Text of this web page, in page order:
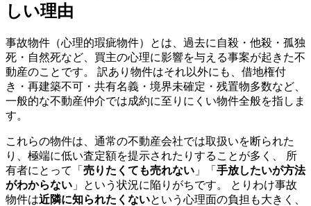
しい理由
事故物件（心理的瑕疵物件）とは、過去に自殺・他殺・孤独
死・自然死など、買主の心理に影響を与える事案が起きた不
動産のことです。 訳あり物件はそれ以外にも、借地権付
き・再建築不可・共有名義・境界未確定・残置物多数など、
一般的な不動産仲介では成約に至りにくい物件全般を指しま
す。
これらの物件は、通常の不動産会社では取扱いを断られた
り、極端に低い査定額を提示されたりすることが多く、 所
有者にとって「 売りたくても売れない 」「 手放したいが方法
がわからない 」という状況に陥りがちです。 とりわけ事故
物件は近隣に知られたくないという心理面の負担も大きく、